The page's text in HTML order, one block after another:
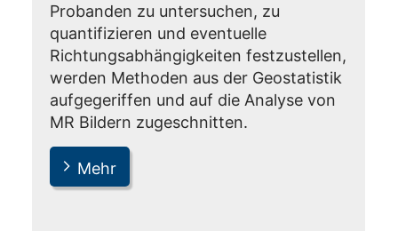
Probanden zu untersuchen, zu
quantifizieren und eventuelle
Richtungsabhängigkeiten festzustellen,
werden Methoden aus der Geostatistik
aufgegeriffen und auf die Analyse von
MR Bildern zugeschnitten.
Mehr